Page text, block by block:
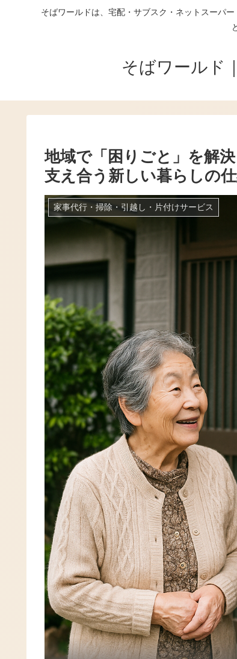
そばワールドは、宅配・サブスク・ネットスーパ
そばワールド
地域で「困りごと」を解
支え合う新しい暮らしの
家事代行・掃除・引越し・片付けサービス